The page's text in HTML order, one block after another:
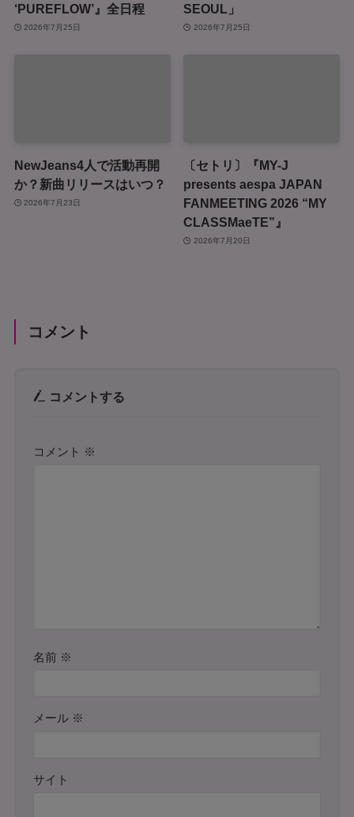
‘PUREFLOW’』全日程
2026年7月25日
SEOUL」
2026年7月25日
NewJeans4人で活動再開
か？新曲リリースはいつ？
2026年7月23日
〔セトリ〕『MY-J
presents aespa JAPAN
FANMEETING 2026 “MY
CLASSMaeTE”』
2026年7月20日
コメント
コメントする
コメント ※
名前 ※
メール ※
サイト